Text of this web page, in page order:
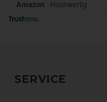
SERVICE